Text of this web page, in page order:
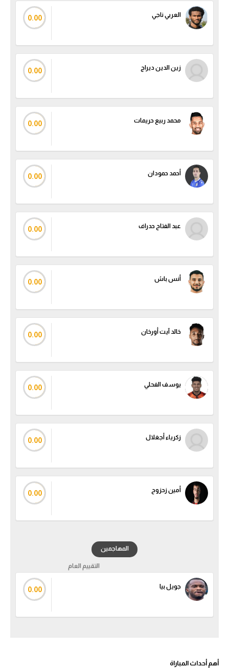
العربي ناجي 0.00
زين الدين ديراج 0.00
محمد ربيع حريمات 0.00
أحمد حمودان 0.00
عبد الفتاح حدراف 0.00
أنس باش 0.00
خالد آيت أورخان 0.00
يوسف الفحلي 0.00
زكرياء أجغلال 0.00
أمين زحزوح 0.00
المهاجمين
التقييم العام
جويل بيا 0.00
أهم أحداث المباراة